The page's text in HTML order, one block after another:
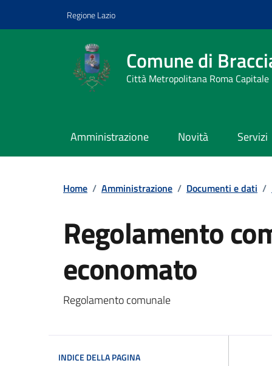
Regione Lazio
Comune di
Città Metropolitana Roma Capitale
Amministrazione Novità Servizi
Home / Amministrazione / Documenti e dati /
Regolamento
economato
Dettagli del
Regolamento comunale
INDICE DELLA PAGINA